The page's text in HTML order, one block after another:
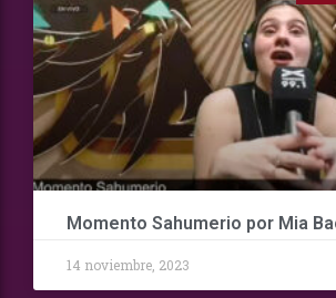
Momento Sahumerio por Mia
14 noviembre, 2023